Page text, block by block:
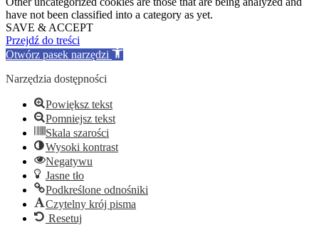
have not been classified into a category as yet.
SAVE & ACCEPT
Przejdź do treści
Otwórz pasek narzędzi
Narzędzia dostępności
Powiększ tekst
Pomniejsz tekst
Skala szarości
Wysoki kontrast
Negatywu
Jasne tło
Podkreślone odnośniki
Czytelny krój pisma
Resetuj